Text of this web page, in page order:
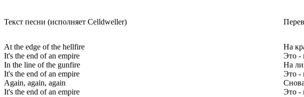
Текст песни (исполняет Celldweller)
At the edge of the hellfire
It's the end of an empire
In the line of the gunfire
It's the end of an empire
Again, again, again
It's the end of an empire
На
Это -
На
Это -
Это -